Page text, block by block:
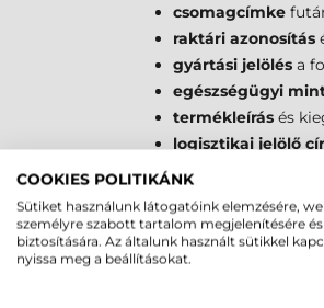
csomagcímke
raktári azonosítás
gyártási jelölés a
egészségügyi
termékleírás és
logisztikai jelölő
raklap azonosítás
gyűjtőpontokés
TEZEKO
COOKIES POLITIKÁNK
Sütiket használunk látogatóink elemzésére,
személyre szabott tartalom megjelenítésére
biztosítására. Az általunk használt sütikkel
nyissa meg a beállításokat.